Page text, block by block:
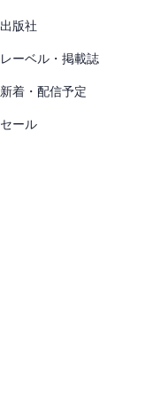
出版社
レーベル・掲載誌
新着・配信予定
セール